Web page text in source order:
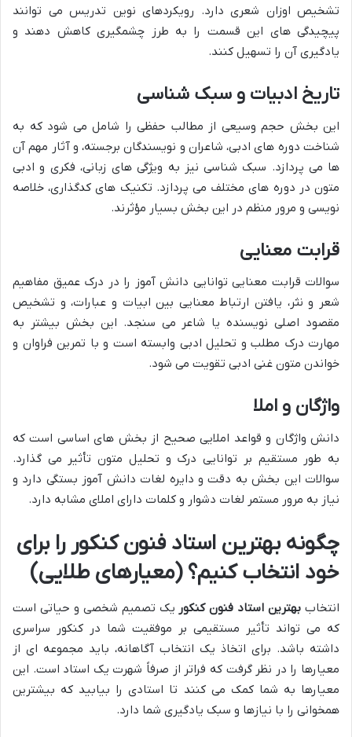
تشخیص اوزان شعری دارد. رویکردهای نوین تدریس می توانند
پیچیدگی های این قسمت را به طرز چشمگیری کاهش دهند و
یادگیری آن را تسهیل کنند.
تاریخ ادبیات و سبک شناسی
این بخش حجم وسیعی از مطالب حفظی را شامل می شود که به
شناخت دوره های ادبی، شاعران و نویسندگان برجسته، و آثار مهم آن
ها می پردازد. سبک شناسی نیز به ویژگی های زبانی، فکری و ادبی
متون در دوره های مختلف می پردازد. تکنیک های کدگذاری، خلاصه
نویسی و مرور منظم در این بخش بسیار مؤثرند.
قرابت معنایی
سوالات قرابت معنایی توانایی دانش آموز را در درک عمیق مفاهیم
شعر و نثر، یافتن ارتباط معنایی بین ابیات و عبارات، و تشخیص
مقصود اصلی نویسنده یا شاعر می سنجد. این بخش بیشتر به
مهارت درک مطلب و تحلیل ادبی وابسته است و با تمرین فراوان و
خواندن متون غنی ادبی تقویت می شود.
واژگان و املا
دانش واژگان و قواعد املایی صحیح از بخش های اساسی است که
به طور مستقیم بر توانایی درک و تحلیل متون تأثیر می گذارد.
سوالات این بخش به دقت و دایره لغات دانش آموز بستگی دارد و
نیاز به مرور مستمر لغات دشوار و کلمات دارای املای مشابه دارد.
چگونه بهترین استاد فنون کنکور را برای
خود انتخاب کنیم؟ (معیارهای طلایی)
انتخاب بهترین استاد فنون کنکور یک تصمیم شخصی و حیاتی است
که می تواند تأثیر مستقیمی بر موفقیت شما در کنکور سراسری
داشته باشد. برای اتخاذ یک انتخاب آگاهانه، باید مجموعه ای از
معیارها را در نظر گرفت که فراتر از صرفاً شهرت یک استاد است. این
معیارها به شما کمک می کنند تا استادی را بیابید که بیشترین
همخوانی را با نیازها و سبک یادگیری شما دارد.